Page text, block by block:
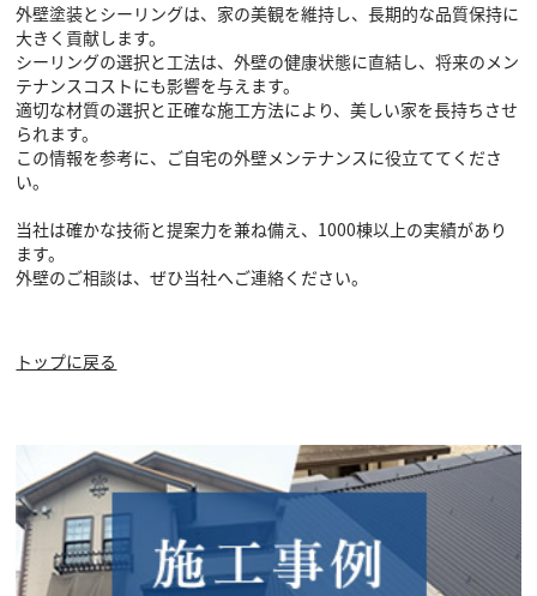
外壁塗装とシーリングは、家の美観を維持し、長期的な品質保持に
大きく貢献します。
シーリングの選択と工法は、外壁の健康状態に直結し、将来のメン
テナンスコストにも影響を与えます。
適切な材質の選択と正確な施工方法により、美しい家を長持ちさせ
られます。
この情報を参考に、ご自宅の外壁メンテナンスに役立ててくださ
い。
当社は確かな技術と提案力を兼ね備え、1000棟以上の実績があり
ます。
外壁のご相談は、ぜひ当社へご連絡ください。
トップに戻る